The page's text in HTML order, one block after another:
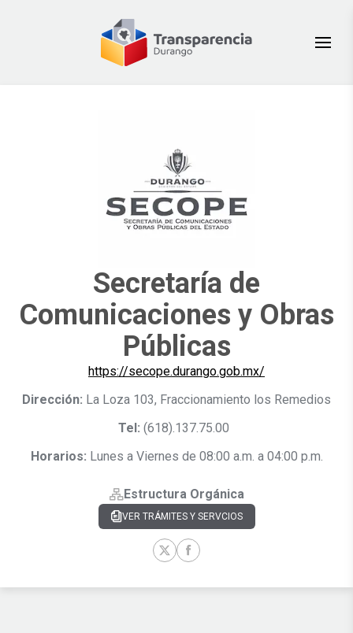
Secretaría de
Comunicaciones y Obras
Públicas
https://secope.durango.gob.mx/
Dirección: La Loza 103, Fraccionamiento los Remedios
Tel: (618).137.75.00
Horarios: Lunes a Viernes de 08:00 a.m. a 04:00 p.m.
Estructura Orgánica
VER TRÁMITES Y SERVCIOS